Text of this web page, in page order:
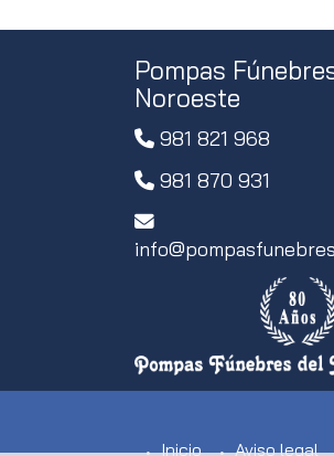
Pompas
Noroeste
981 821 968
981 870 931
info
Inicio Aviso legal